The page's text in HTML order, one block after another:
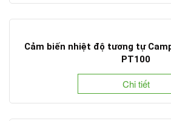
Cảm biến nhiệt độ tương tự
PT100
Chi tiết